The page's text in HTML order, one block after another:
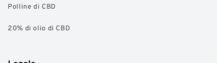
Polline di CBD
20% di olio di CBD